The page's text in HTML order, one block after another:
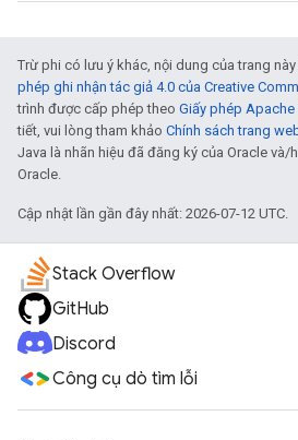
Trừ phi có lưu ý khác, nội dung của trang
phép ghi nhận tác giả 4.0 của Creative
trình được cấp phép theo Giấy phép Apache
tiết, vui lòng tham khảo Chính sách trang
Java là nhãn hiệu đã đăng ký của Oracle và/
Oracle.
Cập nhật lần gần đây nhất: 2026-07-12 UTC.
Stack Overflow
GitHub
Discord
Công cụ dò tìm lỗi